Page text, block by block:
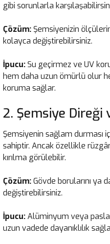
gibi sorunlarla
Çözüm: Şemsiyenizin
kolayca değiştirebilirsiniz.
İpucu:Su geçirmez ve UV
hem daha uzun ömürlü olur
koruma sağlar.
2. Şemsiye Direği
Şemsiyenin sağlam durması
sahiptir. Ancak özellikle
kırılma görülebilir.
Çözüm:Gövde borularını ya
değiştirebilirsiniz.
İpucu:Alüminyum veya
uzun vadede dayanıklılık